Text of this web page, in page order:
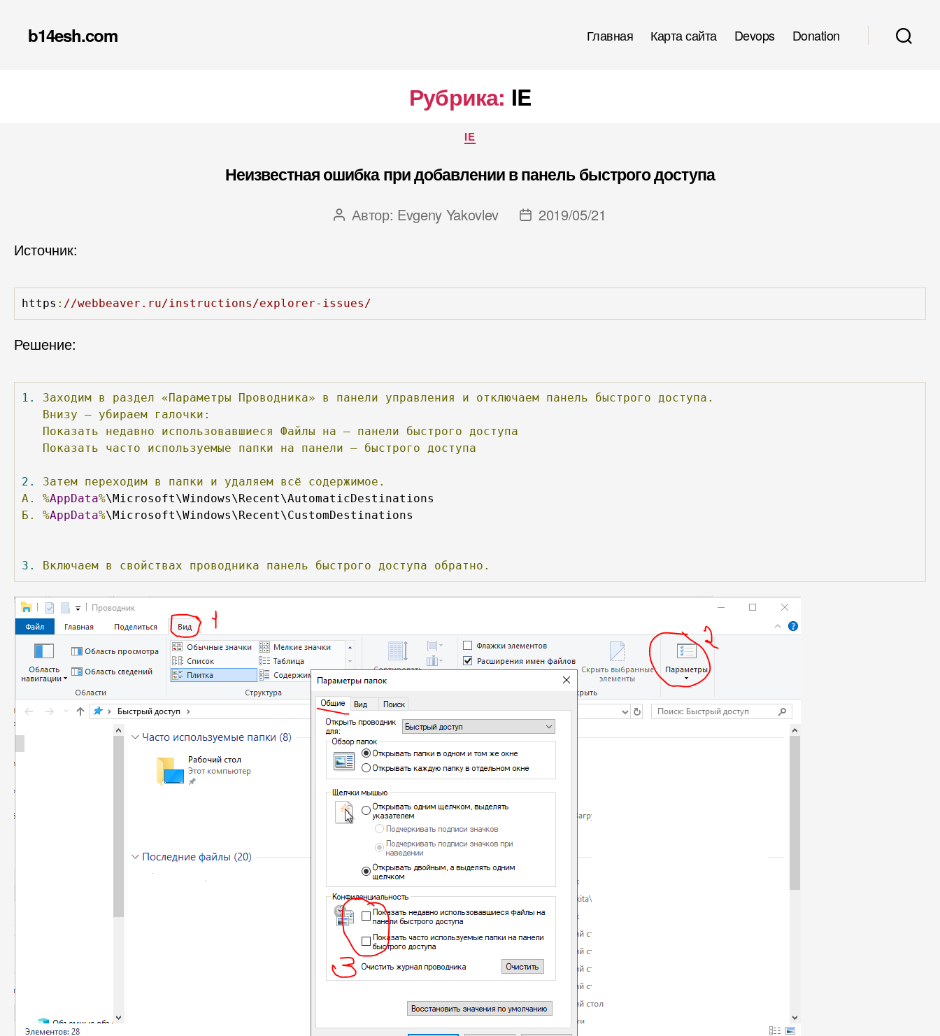
b14esh.com Главная Карта сайта Devops Donation
Рубрика: IE
Рубрики
IE
Неизвестная ошибка при добавлении в панель быстрого доступа
Автор
Автор: Evgeny Yakovlev
Дата2019/05/21
Источник:
https : //webbeaver.ru/instructions/explorer-issues/
Решение:
1. Заходим в раздел «Параметры Проводника» в панели управления и отключаем панель быстрого
доступа.
Внизу — убираем
галочки:
Показать
недавно использовавшиеся Файлы на — панели быстрого
доступа
Показать
часто используемые папки на панели — быстрого доступа
2. Затем переходим в папки и удаляем всё
содержимое.
А.
%AppData%
Б.
%AppData%\Microsoft\Windows\Recent\CustomDestinations
3. Включаем в свойствах проводника панель быстрого доступа обратно.